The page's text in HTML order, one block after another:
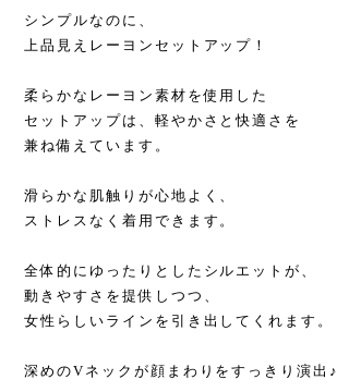
シンプルなのに、
上品見えレーヨンセットアップ！
柔らかなレーヨン素材を使用した
セットアップは、軽やかさと快適さを
兼ね備えています。
滑らかな肌触りが心地よく、
ストレスなく着用できます。
全体的にゆったりとしたシルエットが、
動きやすさを提供しつつ、
女性らしいラインを引き出してくれます。
深めのVネックが顔まわりをすっきり演出♪